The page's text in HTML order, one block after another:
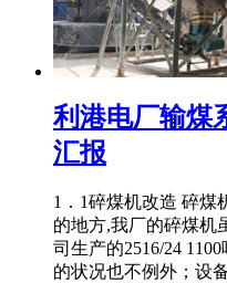
利港电厂输煤
汇报
1．1碎煤机改造 碎煤
的地方,我厂的碎煤机
司生产的2516/24
的状况也不例外；设